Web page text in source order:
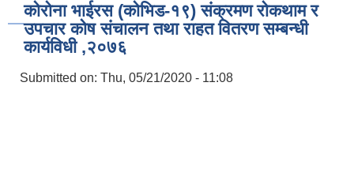
कोरोना भाईरस (कोभिड-१९) संक्रमण रोकथाम र
उपचार कोष संचालन तथा राहत वितरण सम्बन्धी
कार्यविधी ,२०७६
Submitted on: Thu, 05/21/2020 - 11:08